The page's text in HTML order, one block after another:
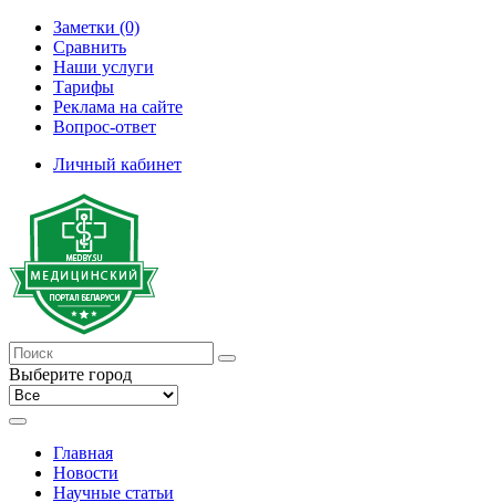
Заметки (0)
Сравнить
Наши услуги
Тарифы
Реклама на сайте
Вопрос-ответ
Личный кабинет
Выберите город
Главная
Новости
Научные статьи